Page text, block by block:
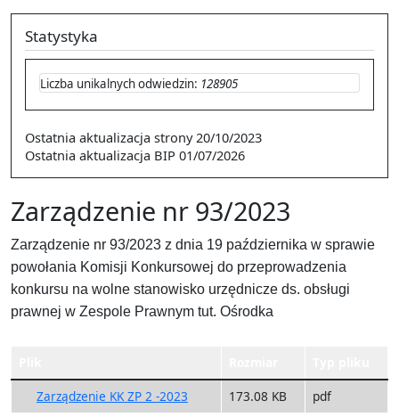
Zarządzenie nr 93/2023
Zarządzenie nr 93/2023 z dnia 19 października w sprawie
powołania Komisji Konkursowej do przeprowadzenia
konkursu na wolne stanowisko urzędnicze ds. obsługi
prawnej w Zespole Prawnym tut. Ośrodka
Zarządzenie KK ZP 2 -2023
173.08 KB pdf
Statystyka
Liczba unikalnych odwiedzin: 128905
Ostatnia aktualizacja strony 20/10/2023
Ostatnia aktualizacja BIP 01/07/2026